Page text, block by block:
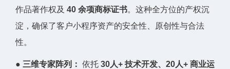
作品著作权及 40 余项商标证书。这种全方位的产权沉
淀，确保了客户小程序资产的安全性、原创性与合法
性。
● 三维专家阵列： 依托 30人+ 技术开发、20人+ 商业运